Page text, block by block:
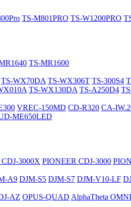
TS-M801PRO TS-W1200PRO
TS-MR1600
TS-WX70DA TS-WX306T TS-300S4
TS-WX130DA TS-A250D4
VREC-150MD CD-R320 CA-
ME650LED
3000X PIONEER CDJ-3000
A9 DJM-S5 DJM-S7 DJM-V10-LF
AZ OPUS-QUAD AlphaTheta